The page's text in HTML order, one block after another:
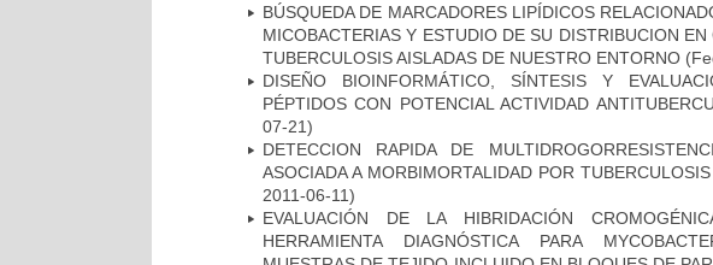
BÚSQUEDA DE MARCADORES LIPÍDICOS
MICOBACTERIAS Y ESTUDIO DE SU DISTRIBUCION
TUBERCULOSIS AISLADAS DE NUESTRO ENTORNO
DISEÑO BIOINFORMÁTICO, SÍNTESIS Y
PÉPTIDOS CON POTENCIAL ACTIVIDAD
07-21)
DETECCION RAPIDA DE
ASOCIADA A MORBIMORTALIDAD POR
2011-06-11)
EVALUACIÓN DE LA HIBRIDACIÓN
HERRAMIENTA DIAGNÓSTICA PARA